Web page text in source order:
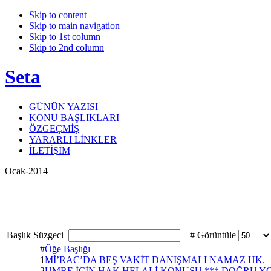
Skip to content
Skip to main navigation
Skip to 1st column
Skip to 2nd column
Seta
GÜNÜN YAZISI
KONU BAŞLIKLARI
ÖZGEÇMİŞ
YARARLI LİNKLER
İLETİŞİM
Ocak-2014
Başlık Süzgeci
# Görüntüle
#Öğe Başlığı
1Mİ’RAC’DA BEŞ VAKİT DANIŞMALI NAMAZ HK.